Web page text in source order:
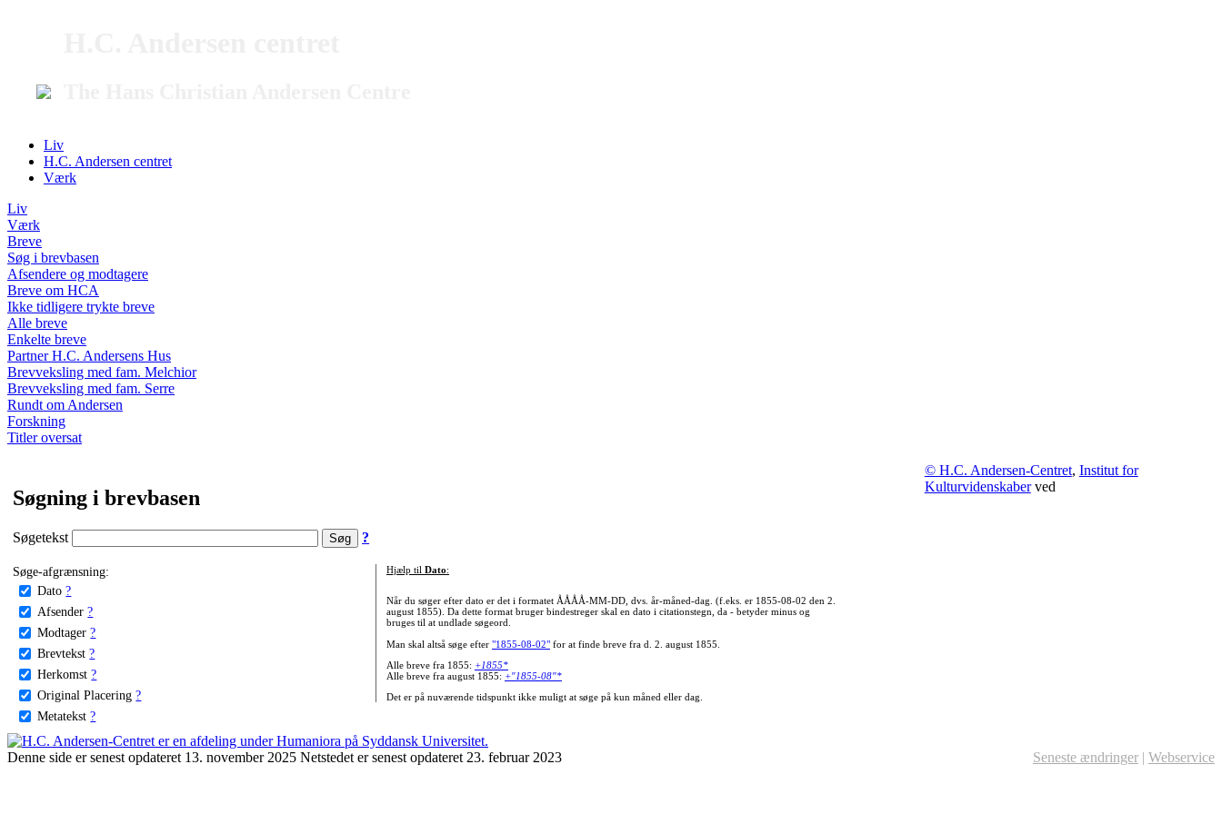
Liv
H.C. Andersen centret
Værk
Liv
Værk
Breve
Søg i brevbasen
Afsendere og modtagere
Breve om HCA
Ikke tidligere trykte breve
Alle breve
Enkelte breve
Partner H.C. Andersens Hus
Brevveksling med fam. Melchior
Brevveksling med fam. Serre
Rundt om Andersen
Forskning
Titler oversat
Søgning i brevbasen
Søgetekst ?
Søge-afgrænsning:
Dato ?
Afsender ?
Modtager ?
Brevtekst ?
Herkomst ?
Original Placering ?
Metatekst ?
Hjælp til Dato:
Når du søger efter dato er det i formatet ÅÅÅÅ-MM-DD, dvs. år-måned-dag. (f.eks. er 1855-08-02 den 2.
august 1855). Da dette format bruger bindestreger skal en dato i citationstegn, da - betyder minus og
bruges til at undlade søgeord.
Man skal altså søge efter "1855-08-02"for at finde breve fra d. 2. august 1855.
Alle breve fra 1855: +1855*
Alle breve fra august 1855: +"1855-08"*
Det er på nuværende tidspunkt ikke muligt at søge på kun måned eller dag.
© H.C. Andersen-Centret, Institut for
Kulturvidenskaberved
Denne side er senest opdateret 13. november 2025 Netstedet er senest opdateret 23. februar 2023 Seneste ændringer | Webservice